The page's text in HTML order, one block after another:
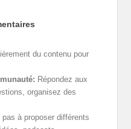
du contenu pour
Répondez aux
organisez des
pas à proposer différents